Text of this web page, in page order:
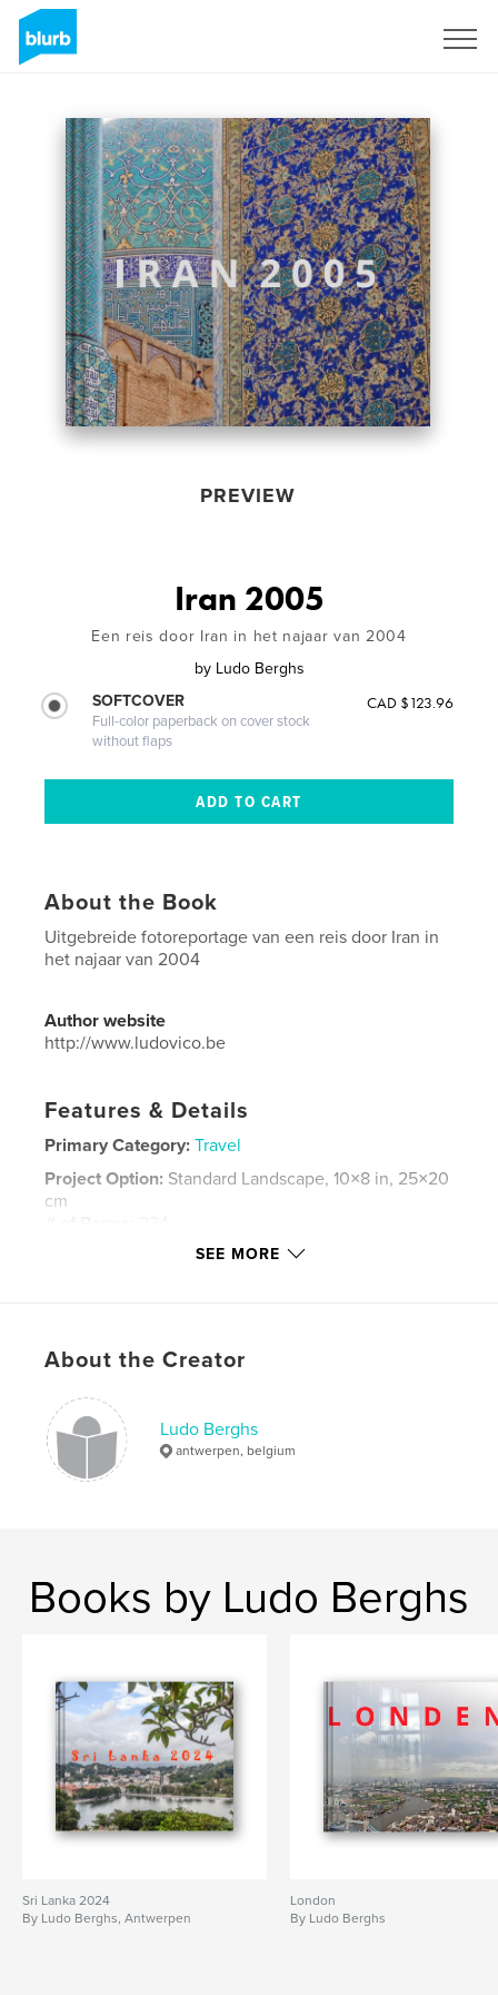
PREVIEW
Iran 2005
Een reis door Iran in het najaar van 2004
by Ludo Berghs
SOFTCOVER
Full-color paperback on cover stock
without flaps
CAD $123.96
About the Book
Uitgebreide fotoreportage van een reis door Iran in
het najaar van 2004
Author website
http://www.ludovico.be
Features & Details
Primary Category: Travel
Project Option: Standard Landscape, 10×8 in, 25×20
cm
Jun 08, 2020
Persepolis , Shiraz ,
Iran
SEE MORE
About the Creator
Ludo Berghs
antwerpen, belgium
Books by Ludo Berghs
Sri Lanka 2024
By Ludo Berghs, Antwerpen
London
By Ludo Berghs